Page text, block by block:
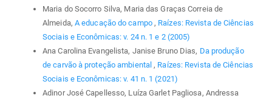
Maria do Socorro Silva, Maria das Graças Correia de
Almeida, A educação do campo , Raízes: Revista de Ciências
Sociais e Econômicas: v. 24 n. 1 e 2 (2005)
Ana Carolina Evangelista, Janise Bruno Dias, Da produção
de carvão à proteção ambiental , Raízes: Revista de Ciências
Sociais e Econômicas: v. 41 n. 1 (2021)
Adinor José Capellesso, Luíza Garlet Pagliosa, Andressa